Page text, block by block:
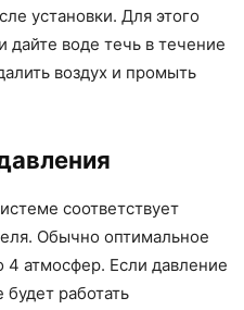
установки. Для этого
дайте воде течь в течение
воздух и промыть
соответствует
Обычно оптимальное
4 атмосфер. Если давление
работать